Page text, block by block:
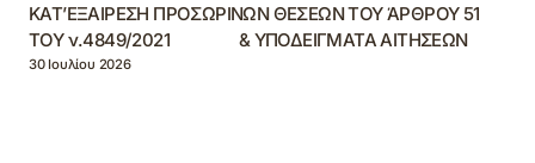
ΚΑΤ’ΕΞΑΙΡΕΣΗ ΠΡΟΣΩΡΙΝΩΝ ΘΕΣΕΩΝ ΤΟΥ ΆΡΘΡΟΥ 51
ΤΟΥ ν.4849/2021 & ΥΠΟΔΕΙΓΜΑΤΑ ΑΙΤΗΣΕΩΝ
30 Ιουλίου 2026